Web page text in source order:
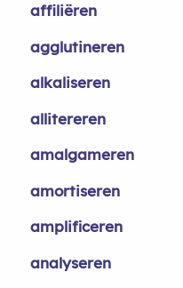
affiliëren
agglutineren
alkaliseren
allitereren
amalgameren
amortiseren
amplificeren
analyseren